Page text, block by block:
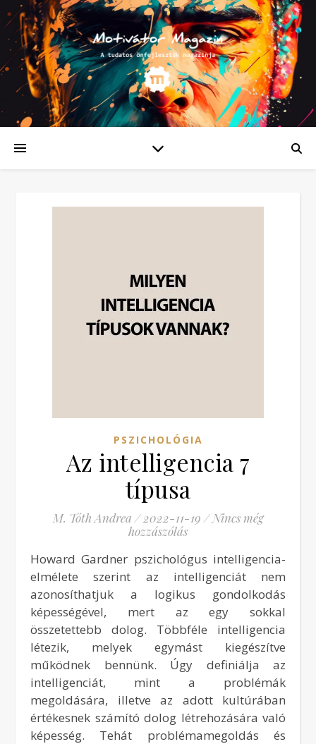
PSZICHOLÓGIA
Az intelligencia 7
típusa
M. Tóth Andrea / 2022-11-19 / Nincs még
hozzászólás
Howard Gardner pszichológus intelligencia-
elmélete szerint az intelligenciát nem
azonosíthatjuk a logikus gondolkodás
képességével, mert az egy sokkal
összetettebb dolog. Többféle intelligencia
létezik, melyek egymást kiegészítve
működnek bennünk. Úgy definiálja az
intelligenciát, mint a problémák
megoldására, illetve az adott kultúrában
értékesnek számító dolog létrehozására való
képesség. Tehát problémamegoldás és